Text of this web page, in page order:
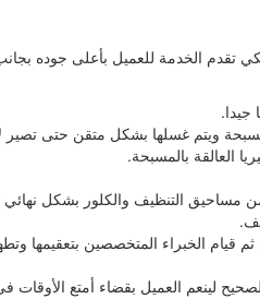
الخدمة للعميل بأعلى جوده بجانب
جيدا.
ويتم غسلها بشكل متقن حتى تصير
العالقة بالمسبحة.
التنظيف والكلور بشكل نهائي
ثم قيام الخبراء المتخصصين بتعقيمها
لينعم العميل بقضاء أمتع الأوقات